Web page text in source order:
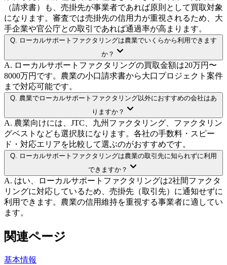
（請求書）も、売掛先が事業者であれば原則として買取対象
になります。審査では売掛先の信用力が重視されるため、大
手企業や官公庁との取引であれば通過率が高まります。
Q. ローカルサポートファクタリングは農業でいくらから利用できます
か？
A. ローカルサポートファクタリングの買取金額は20万円〜
8000万円です。農業の小口請求書から大口プロジェクト案件
まで対応可能です。
Q. 農業でローカルサポートファクタリング以外におすすめの会社はあ
りますか？
A. 農業向けには、JTC、九州ファクタリング、ファクタリン
グベストなども選択肢になります。各社の手数料・スピー
ド・対応エリアを比較して選ぶのがおすすめです。
Q. ローカルサポートファクタリングは農業の取引先に知られずに利用
できますか？
A. はい、ローカルサポートファクタリングは2社間ファクタ
リングに対応しているため、売掛先（取引先）に通知せずに
利用できます。農業の信用維持を重視する事業者に適してい
ます。
関連ページ
基本情報